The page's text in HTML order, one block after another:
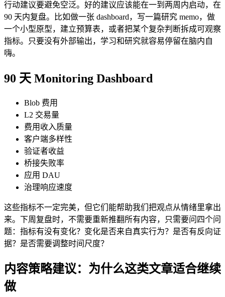
行动建议要避免空泛。好的建议应该能在一到两周内启动，在
90 天内复盘。比如做一张 dashboard，写一篇研究 memo，做
一个小型原型，建立预算表，或者把某个复杂判断拆成可观察
指标。只要没有外部输出，学习和研究就容易停留在脑内自
嗨。
90 天 Monitoring Dashboard
Blob 费用
L2 交易量
费用收入质量
客户端多样性
验证者收益
桥接失败率
应用 DAU
治理响应速度
这些指标不一定完美，但它们能帮助我们把观点从情绪里拿出
来。下周复盘时，不需要重新推翻所有内容，只需要问四个问
题：指标有没有变化？变化是否来自真实行为？是否有反向证
据？是否需要调整时间尺度？
内容策略建议：为什么这类文章适合继续
做